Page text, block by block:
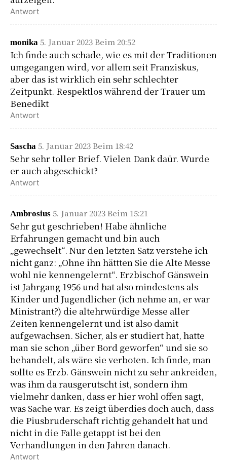
Antwort
monika 5. Januar 2023 Beim 20:52
Ich finde auch schade, wie es mit der Traditionen
umgegangen wird, vor allem seit Franziskus,
aber das ist wirklich ein sehr schlechter
Zeitpunkt. Respektlos während der Trauer um
Benedikt
Antwort
Sascha 5. Januar 2023 Beim 18:42
Sehr sehr toller Brief. Vielen Dank daür. Wurde
er auch abgeschickt?
Antwort
Ambrosius 5. Januar 2023 Beim 15:21
Sehr gut geschrieben! Habe ähnliche
Erfahrungen gemacht und bin auch
„gewechselt“. Nur den letzten Satz verstehe ich
nicht ganz: „Ohne ihn hättten Sie die Alte Messe
wohl nie kennengelernt“. Erzbischof Gänswein
ist Jahrgang 1956 und hat also mindestens als
Kinder und Jugendlicher (ich nehme an, er war
Ministrant?) die altehrwürdige Messe aller
Zeiten kennengelernt und ist also damit
aufgewachsen. Sicher, als er studiert hat, hatte
man sie schon „über Bord geworfen“ und sie so
behandelt, als wäre sie verboten. Ich finde, man
sollte es Erzb. Gänswein nicht zu sehr ankreiden,
was ihm da rausgerutscht ist, sondern ihm
vielmehr danken, dass er hier wohl offen sagt,
was Sache war. Es zeigt überdies doch auch, dass
die Piusbruderschaft richtig gehandelt hat und
nicht in die Falle getappt ist bei den
Verhandlungen in den Jahren danach.
Antwort